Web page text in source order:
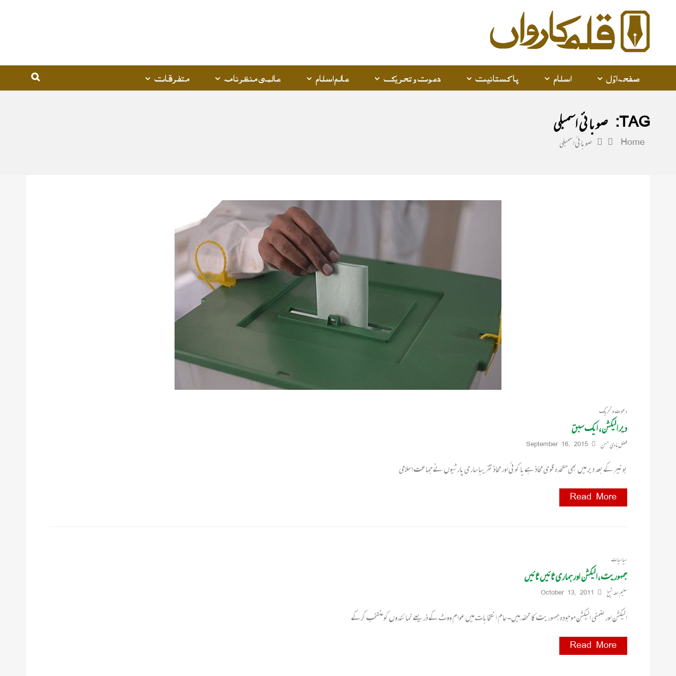
Karwan
صفحہ اوّل اسلام پاکستانیت دعوت و تحریک عالم اسلام عالمی منظرنامہ متفرقات
TAG: صوبائی اسمبلی
Home صوبائی اسمبلی
دعوت و تحریک
دیر الیکشن، ایک سبق
فضل ہادی حسن September 16, 2015
بونیر کے بعد دیر میں بھی متحدہ قوی محاذ ہے یا کوئی اور محاذ تقریبا ساری پارٹیوں نے جماعت اسلامی
Read More
سیاسیات
جمہوریت ،الیکشن اور ہماری ٹائیں ٹائیں
سلیم اللہ شیخ October 13, 2011
الیکشن اور ضمنی الیکشن موجودہ جمہوریت کا تحفہ ہیں۔ عام انتخابات میں عوام ووٹ کے ذریعے نمائندوں کو منتخب کرکے
Read More